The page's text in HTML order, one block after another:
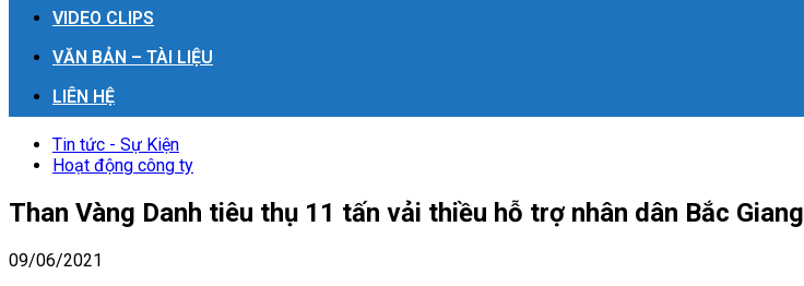
VIDEO CLIPS
VĂN BẢN – TÀI LIỆU
LIÊN HỆ
Tin tức - Sự Kiện
Hoạt động công ty
Than Vàng Danh tiêu thụ 11 tấn vải thiều hỗ trợ nhân dân Bắc Giang
09/06/2021